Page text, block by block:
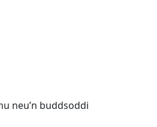
neu’n buddsoddi